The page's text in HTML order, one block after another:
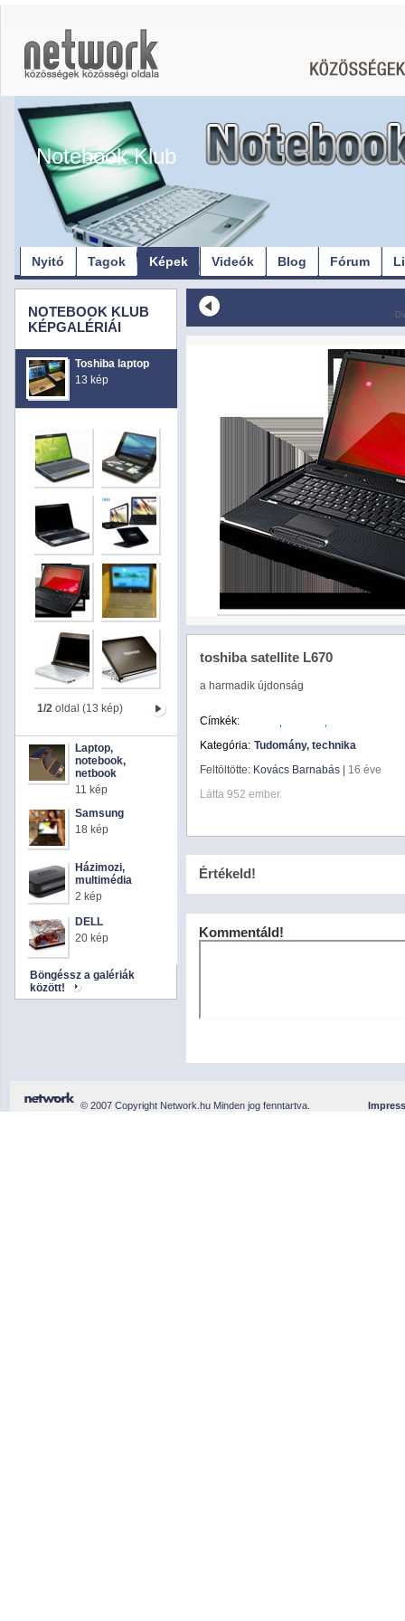
Notebook Klub
Nyitó Tagok Képek Videók Blog Fórum
NOTEBOOK KLUB
KÉPGALÉRIÁI
Toshiba laptop
13 kép
1/2oldal (13 kép)
Laptop,
notebook,
netbook
11 kép
Samsung
18 kép
Házimozi,
multimédia
2 kép
DELL
20 kép
Böngéssz a galériák
között!
toshiba satellite L670
a harmadik újdonság
Címkék:
Kategória: Tudomány, technika
Feltöltötte: Kovács Barnabás
16 éve
Látta 952 ember.
Értékeld!
Kommentáld!
© 2007 Copyright Network.hu Minden jog fenntartva.